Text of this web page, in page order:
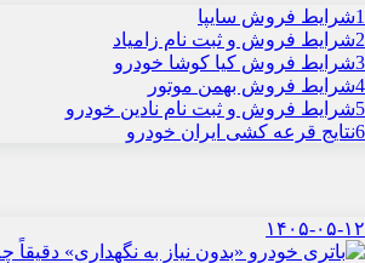
1شرایط فروش سایپا
2شرایط فروش و ثبت نام زامیاد
3شرایط فروش کیا کوشا خودرو
4شرایط فروش بهمن موتور
5شرایط فروش و ثبت نام نادین خودرو
6نتایج قرعه کشی ایران خودرو
۱۴۰۵-۰۵-۱۲